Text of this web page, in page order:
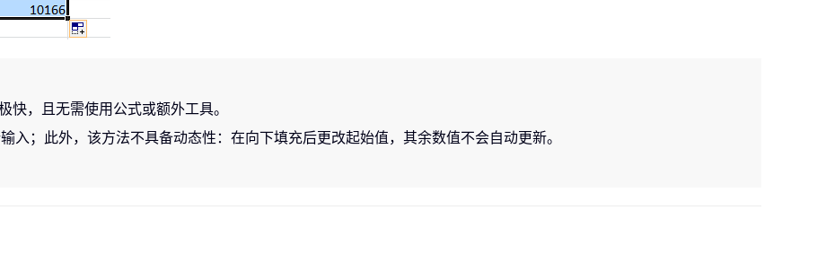
快，且无需使用公式或额外工具。
入；此外，该方法不具备动态性：在向下填充后更改起始值，其余数值不会自动更新。